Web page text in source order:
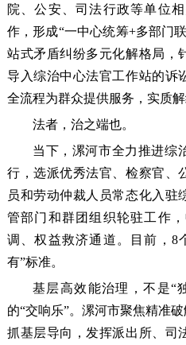
院、公安、司法行政等单位
作，形成“一中心统筹+多部门
站式矛盾纠纷多元化解格局，
导入综治中心法官工作站的诉
全流程为群众提供服务，实质解
法者，治之端也。
当下，漯河市全力推进综
行，选派优秀法官、检察官、
员和劳动仲裁人员常态化入驻
管部门和群团组织轮驻工作
调、权益救济通道。目前，8
有”标准。
基层高效能治理，不是“
的“交响乐”。漯河市聚焦精准
抓基层导向，发挥派出所、司